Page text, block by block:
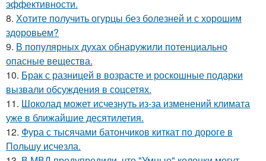
эффективности.
8. Хотите получить огурцы без болезней и с хорошим
здоровьем?
9. В популярных духах обнаружили потенциально
опасные вещества.
10. Брак с разницей в возрасте и роскошные подарки
вызвали обсуждения в соцсетях.
11. Шоколад может исчезнуть из-за изменений климата
уже в ближайшие десятилетия.
12. Фура с тысячами батончиков киткат по дороге в
Польшу исчезла.